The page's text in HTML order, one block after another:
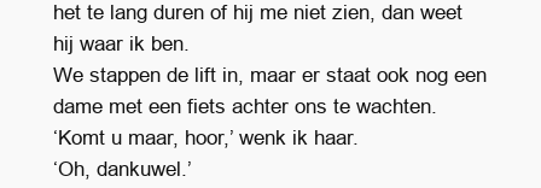
het te lang duren of hij me niet zien, dan weet
hij waar ik ben.
We stappen de lift in, maar er staat ook nog een
dame met een fiets achter ons te wachten.
‘Komt u maar, hoor,’ wenk ik haar.
‘Oh, dankuwel.’